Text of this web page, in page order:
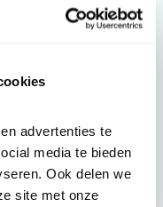
advertenties te
media te bieden
Ook delen we
site met onze
acties en tips